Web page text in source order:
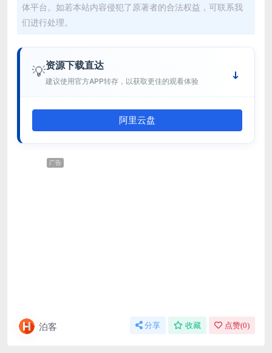
体平台。如若本站内容侵犯了原著者的合法权益，可联系我
们进行处理。
💡资源下载直达
建议使用官方APP转存，以获取更佳的观看体验
阿里云盘
广告
泊客 分享 收藏 点赞(0)